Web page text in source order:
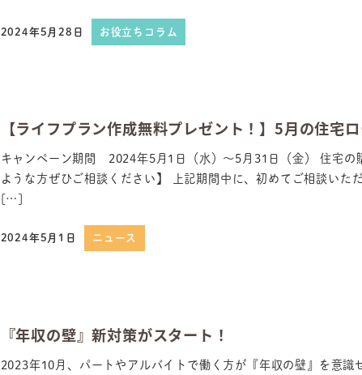
2024年5月28日 お役立ちコラム
【ライフプラン作成無料プレゼント！】5月の住宅
キャンペーン期間 2024年5月1日（水）～5月31日（金） 住宅の
ような方ぜひご相談ください】 上記期間中に、初めてご相談いた
[…]
2024年5月1日 ニュース
『年収の壁』新対策がスタート！
2023年10月、パートやアルバイトで働く方が『年収の壁』を意識